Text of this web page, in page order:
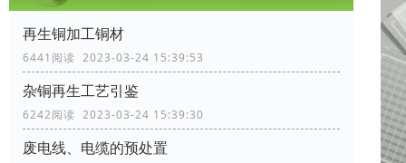
再生铜加工铜材
6441阅读 2023-03-24 15:39:53
杂铜再生工艺引鉴
6242阅读 2023-03-24 15:39:30
废电线、电缆的预处置